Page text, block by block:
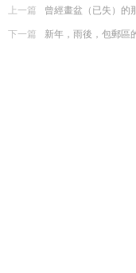
上一篇
曾經畫盆（已失）的
下一篇
新年，雨後，包郵區